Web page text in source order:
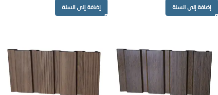
إضافة إلى السلة إضافة إلى السلة